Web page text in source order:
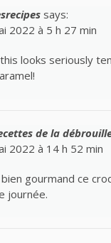
says:
2022 à 5 h 27 min
looks seriously
de la
2022 à 14 h 52 min
gourmand ce
journée.